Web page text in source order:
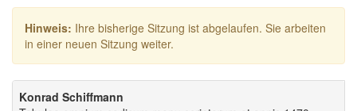
Hinweis: Ihre bisherige Sitzung ist abgelaufen. Sie arbeiten
in einer neuen Sitzung weiter.
Konrad Schiffmann